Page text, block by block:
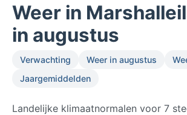
Weer in
in augustus
Verwachting Weer in augustus
Jaargemiddelden
Landelijke klimaatnormalen voor 7